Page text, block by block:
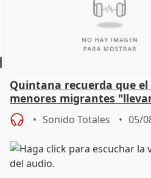
Quintana recuerda que
menores migrantes
aportación del Gobierno"
Sonido Totales 05/